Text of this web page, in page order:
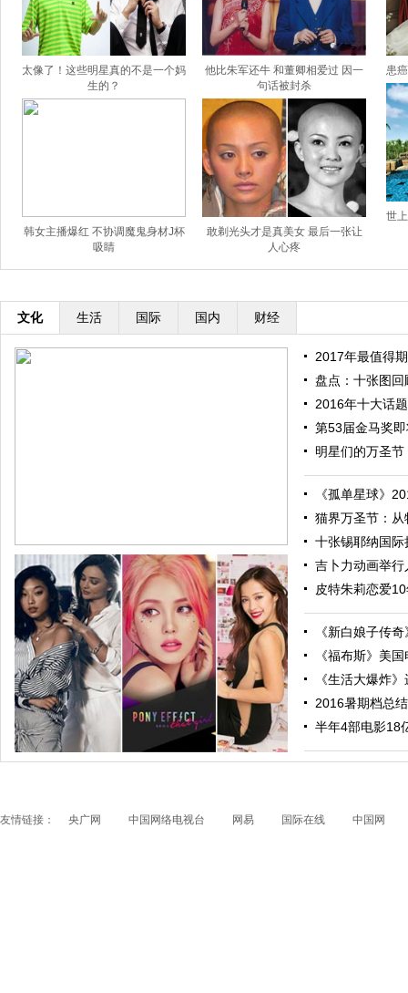
太像了！这些明星真的不是一个妈
生的？
他比朱军还牛 和董卿相爱过 因一
句话被封杀
韩女主播爆红 不协调魔鬼身材J杯
吸睛
敢剃光头才是真美女 最后一张让
人心疼
患
世
文化 生活 国际 国内 财经
跟随电影去旅行：布拉格 在这里邂逅特工、寻找浪漫
2017年最值得
盘点：十张图
2016年十大话
第53届金马奖
明星们的万圣
《孤单星球》
猫界万圣节：
十张锡耶纳国
吉卜力动画举
皮特朱莉恋爱
《新白娘子传
《福布斯》美
《生活大爆炸
2016暑期档总
半年4部电影18
友情链接： 央广网 中国网络电视台 网易 国际在线 中国网